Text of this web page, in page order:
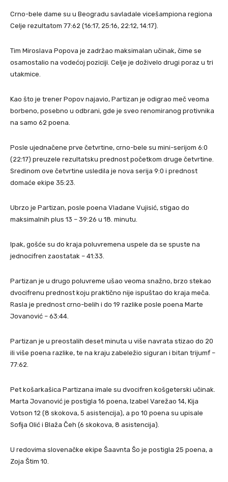
Crno-bele dame su u Beogradu savladale vicešampiona regiona
Celje rezultatom 77:62 (16:17, 25:16, 22:12, 14:17).
Tim Miroslava Popova je zadržao maksimalan učinak, čime se
osamostalio na vodećoj poziciji. Celje je doživelo drugi poraz u tri
utakmice.
Kao što je trener Popov najavio, Partizan je odigrao meč veoma
borbeno, posebno u odbrani, gde je sveo renomiranog protivnika
na samo 62 poena.
Posle ujednačene prve četvrtine, crno-bele su mini-serijom 6:0
(22:17) preuzele rezultatsku prednost početkom druge četvrtine.
Sredinom ove četvrtine usledila je nova serija 9:0 i prednost
domaće ekipe 35:23.
Ubrzo je Partizan, posle poena Vladane Vujisić, stigao do
maksimalnih plus 13 – 39:26 u 18. minutu.
Ipak, gošće su do kraja poluvremena uspele da se spuste na
jednocifren zaostatak – 41:33.
Partizan je u drugo poluvreme ušao veoma snažno, brzo stekao
dvocifrenu prednost koju praktično nije ispuštao do kraja meča.
Rasla je prednost crno-belih i do 19 razlike posle poena Marte
Jovanović – 63:44.
Partizan je u preostalih deset minuta u više navrata stizao do 20
ili više poena razlike, te na kraju zabeležio siguran i bitan trijumf –
77:62.
Pet košarkašica Partizana imale su dvocifren košgeterski učinak.
Marta Jovanović je postigla 16 poena, Izabel Varežao 14, Kija
Votson 12 (8 skokova, 5 asistencija), a po 10 poena su upisale
Sofija Olić i Blaža Čeh (6 skokova, 8 asistencija).
U redovima slovenačke ekipe Šaavnta Šo je postigla 25 poena, a
Zoja Štim 10.